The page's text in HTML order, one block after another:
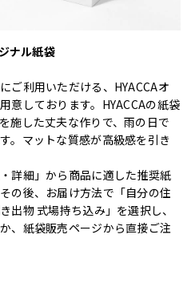
ナル紙袋
ご利用いただける、HYACCAオ
意しております。HYACCAの紙袋
施した丈夫な作りで、雨の日で
。マットな質感が高級感を引き
詳細」から商品に適した推奨紙
の後、お届け方法で「自分の住
出物 式場持ち込み」を選択し、
、紙袋販売ページから直接ご注